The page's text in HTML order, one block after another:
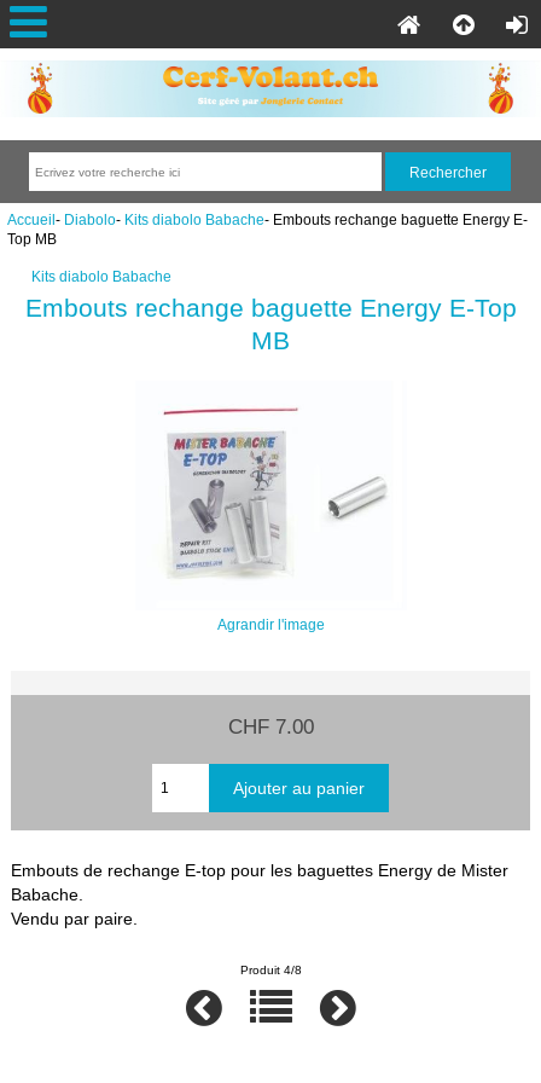
Accueil- Diabolo- Kits diabolo Babache- Embouts rechange baguette Energy E-
Top MB
Kits diabolo Babache
Embouts rechange baguette Energy E-Top
MB
Agrandir l'image
CHF 7.00
Embouts de rechange E-top pour les baguettes Energy de Mister
Babache.
Vendu par paire.
Produit 4/8